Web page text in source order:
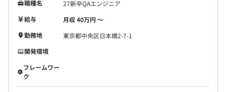
職種名
27新卒QAエンジニア
給与
月収 40万円 〜
勤務地
東京都中央区日本橋2-7-1
開発環境
フレームワー
ク